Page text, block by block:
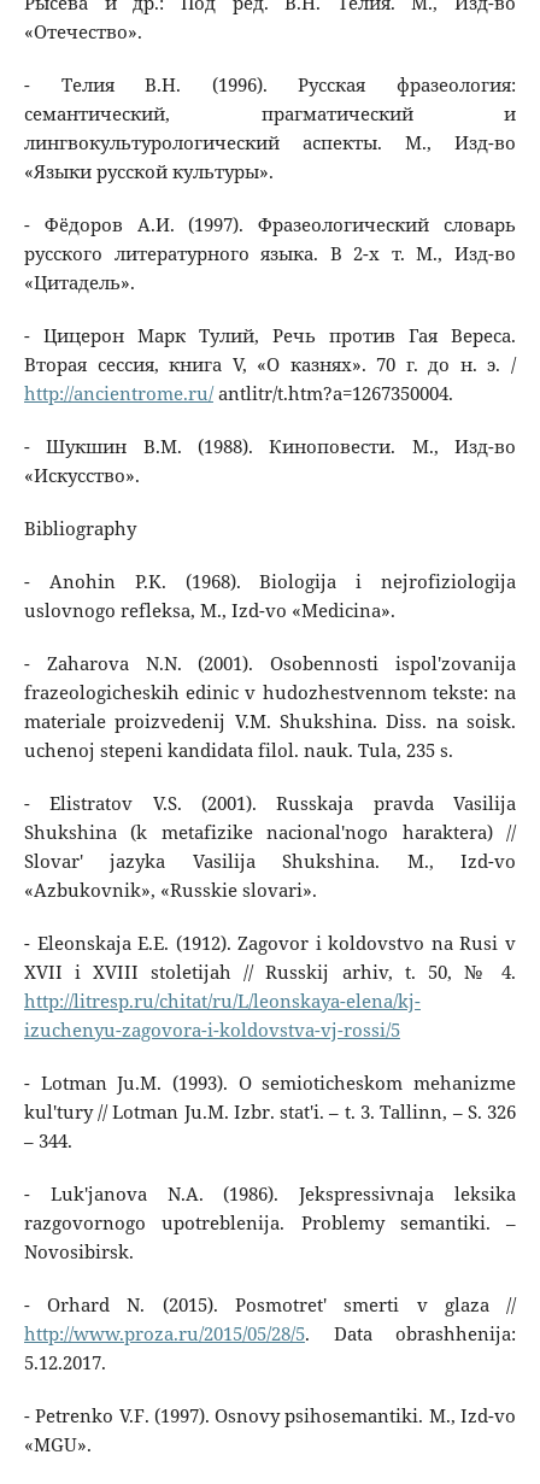
«Отечество».
- Телия В.Н. (1996). Русская фразеология:
семантический, прагматический и
лингвокультурологический аспекты. М., Изд-во
«Языки русской культуры».
- Фёдоров А.И. (1997). Фразеологический словарь
русского литературного языка. В 2-х т. М., Изд-во
«Цитадель».
- Цицерон Марк Тулий, Речь против Гая Вереса.
Вторая сессия, книга V, «О казнях». 70 г. до н. э. /
http://ancientrome.ru/antlitr/t.htm?a=1267350004.
- Шукшин В.М. (1988). Киноповести. М., Изд-во
«Искусство».
Bibliography
- Anohin P.K. (1968). Biologija i nejrofiziologija
uslovnogo refleksa, M., Izd-vo «Medicina».
- Zaharova N.N. (2001). Osobennosti ispol'zovanija
frazeologicheskih edinic v hudozhestvennom tekste: na
materiale proizvedenij V.M. Shukshina. Diss. na soisk.
uchenoj stepeni kandidata filol. nauk. Tula, 235 s.
- Elistratov V.S. (2001). Russkaja pravda Vasilija
Shukshina (k metafizike nacional'nogo haraktera) //
Slovar' jazyka Vasilija Shukshina. M., Izd-vo
«Azbukovnik», «Russkie slovari».
- Eleonskaja E.E. (1912). Zagovor i koldovstvo na Rusi v
XVII i XVIII stoletijah // Russkij arhiv, t. 50, № 4.
http://litresp.ru/chitat/ru/L/leonskaya-elena/kj-
izuchenyu-zagovora-i-koldovstva-vj-rossi/5
- Lotman Ju.M. (1993). O semioticheskom mehanizme
kul'tury // Lotman Ju.M. Izbr. stat'i. – t. 3. Tallinn, – S. 326
– 344.
- Luk'janova N.A. (1986). Jekspressivnaja leksika
razgovornogo upotreblenija. Problemy semantiki. –
Novosibirsk.
- Orhard N. (2015). Posmotret' smerti v glaza //
http://www.proza.ru/2015/05/28/5. Data obrashhenija:
5.12.2017.
- Petrenko V.F. (1997). Osnovy psihosemantiki. M., Izd-vo
«MGU».